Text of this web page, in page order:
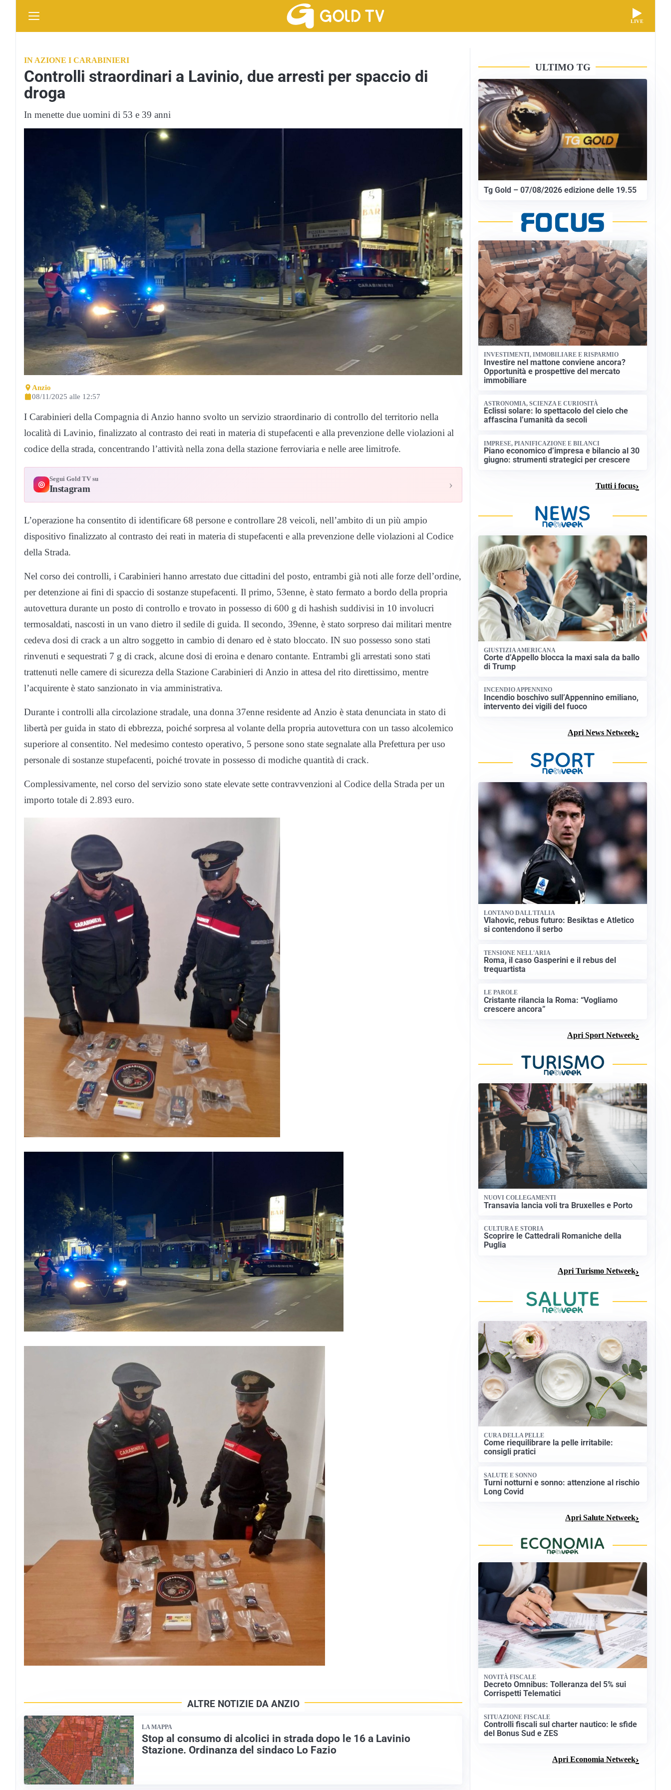
LIVE
IN AZIONE I CARABINIERI
Controlli straordinari a Lavinio, due arresti per spaccio di
droga
In menette due uomini di 53 e 39 anni
Anzio
08/11/2025 alle 12:57
I Carabinieri della Compagnia di Anzio hanno svolto un servizio straordinario di controllo del territorio nella
località di Lavinio, finalizzato al contrasto dei reati in materia di stupefacenti e alla prevenzione delle violazioni al
codice della strada, concentrando l’attività nella zona della stazione ferroviaria e nelle aree limitrofe.
◎
Segui Gold TV su
Instagram ›
L’operazione ha consentito di identificare 68 persone e controllare 28 veicoli, nell’ambito di un più ampio
dispositivo finalizzato al contrasto dei reati in materia di stupefacenti e alla prevenzione delle violazioni al Codice
della Strada.
Nel corso dei controlli, i Carabinieri hanno arrestato due cittadini del posto, entrambi già noti alle forze dell’ordine,
per detenzione ai fini di spaccio di sostanze stupefacenti. Il primo, 53enne, è stato fermato a bordo della propria
autovettura durante un posto di controllo e trovato in possesso di 600 g di hashish suddivisi in 10 involucri
termosaldati, nascosti in un vano dietro il sedile di guida. Il secondo, 39enne, è stato sorpreso dai militari mentre
cedeva dosi di crack a un altro soggetto in cambio di denaro ed è stato bloccato. IN suo possesso sono stati
rinvenuti e sequestrati 7 g di crack, alcune dosi di eroina e denaro contante. Entrambi gli arrestati sono stati
trattenuti nelle camere di sicurezza della Stazione Carabinieri di Anzio in attesa del rito direttissimo, mentre
l’acquirente è stato sanzionato in via amministrativa.
Durante i controlli alla circolazione stradale, una donna 37enne residente ad Anzio è stata denunciata in stato di
libertà per guida in stato di ebbrezza, poiché sorpresa al volante della propria autovettura con un tasso alcolemico
superiore al consentito. Nel medesimo contesto operativo, 5 persone sono state segnalate alla Prefettura per uso
personale di sostanze stupefacenti, poiché trovate in possesso di modiche quantità di crack.
Complessivamente, nel corso del servizio sono state elevate sette contravvenzioni al Codice della Strada per un
importo totale di 2.893 euro.
ALTRE NOTIZIE DA ANZIO
LA MAPPA
Stop al consumo di alcolici in strada dopo le 16 a Lavinio
Stazione. Ordinanza del sindaco Lo Fazio
ULTIMO TG
Tg Gold – 07/08/2026 edizione delle 19.55
INVESTIMENTI, IMMOBILIARE E RISPARMIO
Investire nel mattone conviene ancora?
Opportunità e prospettive del mercato
immobiliare
ASTRONOMIA, SCIENZA E CURIOSITÀ
Eclissi solare: lo spettacolo del cielo che
affascina l’umanità da secoli
IMPRESE, PIANIFICAZIONE E BILANCI
Piano economico d’impresa e bilancio al 30
giugno: strumenti strategici per crescere
Tutti i focus
GIUSTIZIA AMERICANA
Corte d’Appello blocca la maxi sala da ballo
di Trump
INCENDIO APPENNINO
Incendio boschivo sull’Appennino emiliano,
intervento dei vigili del fuoco
Apri News Netweek
LONTANO DALL'ITALIA
Vlahovic, rebus futuro: Besiktas e Atletico
si contendono il serbo
TENSIONE NELL'ARIA
Roma, il caso Gasperini e il rebus del
trequartista
LE PAROLE
Cristante rilancia la Roma: “Vogliamo
crescere ancora”
Apri Sport Netweek
NUOVI COLLEGAMENTI
Transavia lancia voli tra Bruxelles e Porto
CULTURA E STORIA
Scoprire le Cattedrali Romaniche della
Puglia
Apri Turismo Netweek
CURA DELLA PELLE
Come riequilibrare la pelle irritabile:
consigli pratici
SALUTE E SONNO
Turni notturni e sonno: attenzione al rischio
Long Covid
Apri Salute Netweek
NOVITÀ FISCALE
Decreto Omnibus: Tolleranza del 5% sui
Corrispetti Telematici
SITUAZIONE FISCALE
Controlli fiscali sul charter nautico: le sfide
del Bonus Sud e ZES
Apri Economia Netweek